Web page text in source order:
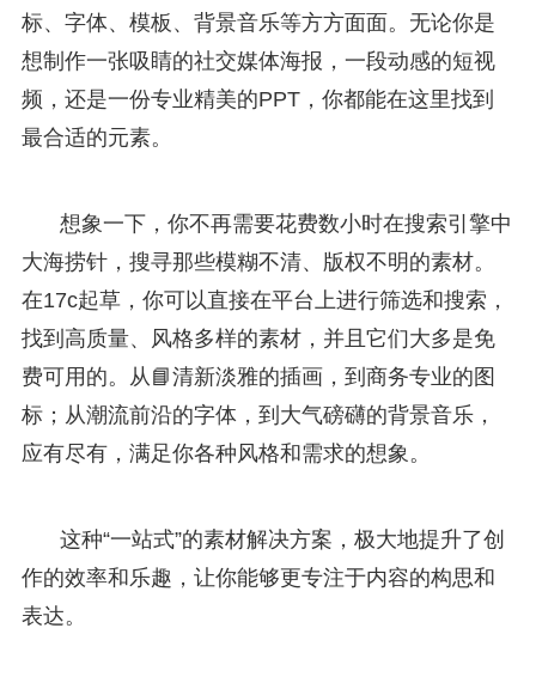
标、字体、模板、背景音乐等方方面面。无论你是
想制作一张吸睛的社交媒体海报，一段动感的短视
频，还是一份专业精美的PPT，你都能在这里找到
最合适的元素。
想象一下，你不再需要花费数小时在搜索引擎中
大海捞针，搜寻那些模糊不清、版权不明的素材。
在17c起草，你可以直接在平台上进行筛选和搜索，
找到高质量、风格多样的素材，并且它们大多是免
费可用的。从📘清新淡雅的插画，到商务专业的图
标；从潮流前沿的字体，到大气磅礴的背景音乐，
应有尽有，满足你各种风格和需求的想象。
这种“一站式”的素材解决方案，极大地提升了创
作的效率和乐趣，让你能够更专注于内容的构思和
表达。